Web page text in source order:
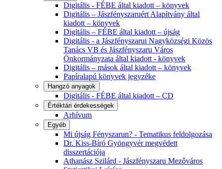
Digitális - FÉBE által kiadott – könyvek
Digitális – Jászfényszaruért Alapítvány által
kiadott – könyvek
Digitális – FÉBE által kiadott – újság
Digitális - a Jászfényszarui Nagyközségi Közös
Tanács VB és Jászfényszaru Város
Önkormányzata által kiadott - könyvek
Digitális – mások által kiadott – könyvek
Papíralapú könyvek jegyzéke
Hangzó anyagok
Digitális - FÉBE által kiadott – CD
Értéktári érdekességek
Arhívum
Egyéb
Mi újság Fényszarun? - Tematikus feldolgozása
Dr. Kiss-Bíró Gyöngyvér megvédett
disszertációja
Athanász Szilárd - Jászfényszaru Mezőváros